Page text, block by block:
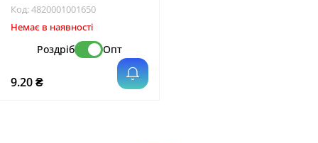
Код:4820001001650
Немає в наявності
Роздріб Опт
9.20 ₴